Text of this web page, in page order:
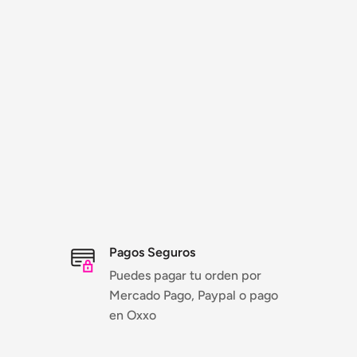
Pagos Seguros
Puedes pagar tu orden por
Mercado Pago, Paypal o pago
en Oxxo